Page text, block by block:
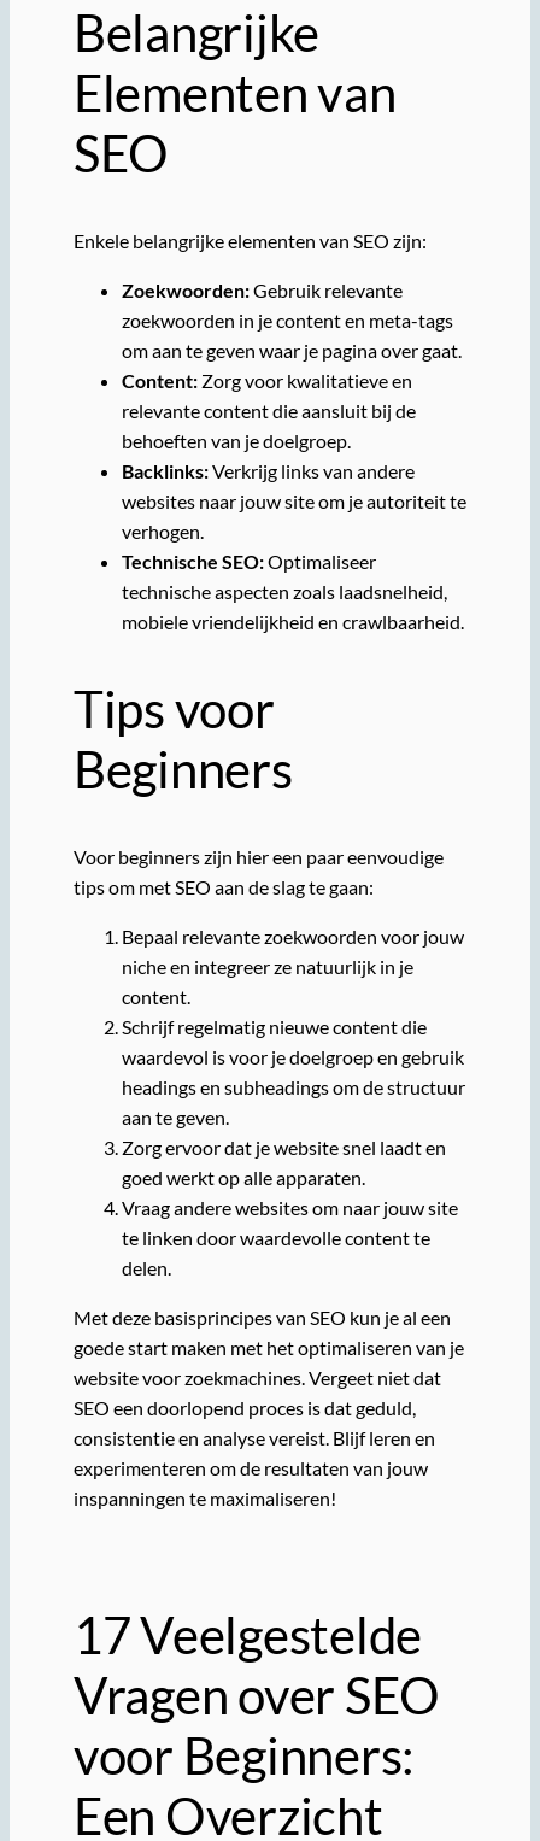
Belangrijke
Elementen van
SEO
Enkele belangrijke elementen van SEO zijn:
Zoekwoorden:Gebruik relevante
zoekwoorden in je content en meta-tags
om aan te geven waar je pagina over gaat.
Content:Zorg voor kwalitatieve en
relevante content die aansluit bij de
behoeften van je doelgroep.
Backlinks:Verkrijg links van andere
websites naar jouw site om je autoriteit te
verhogen.
Technische SEO:Optimaliseer
technische aspecten zoals laadsnelheid,
mobiele vriendelijkheid en crawlbaarheid.
Tips voor
Beginners
Voor beginners zijn hier een paar eenvoudige
tips om met SEO aan de slag te gaan:
Bepaal relevante zoekwoorden voor jouw
niche en integreer ze natuurlijk in je
content.
Schrijf regelmatig nieuwe content die
waardevol is voor je doelgroep en gebruik
headings en subheadings om de structuur
aan te geven.
Zorg ervoor dat je website snel laadt en
goed werkt op alle apparaten.
Vraag andere websites om naar jouw site
te linken door waardevolle content te
delen.
Met deze basisprincipes van SEO kun je al een
goede start maken met het optimaliseren van je
website voor zoekmachines. Vergeet niet dat
SEO een doorlopend proces is dat geduld,
consistentie en analyse vereist. Blijf leren en
experimenteren om de resultaten van jouw
inspanningen te maximaliseren!
17 Veelgestelde
Vragen over SEO
voor Beginners:
Een Overzicht